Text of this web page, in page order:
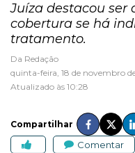
Juíza destacou ser
cobertura se há
tratamento.
Da Redação
quinta-feira, 18 de novembro
Atualizado às 10:28
Compartilhar
Comentar